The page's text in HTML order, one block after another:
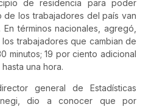
de residencia para poder
de los trabajadores del país van
términos nacionales, agregó,
trabajadores que cambian de
minutos; 19 por ciento adicional
una hora.
general de Estadísticas
dio a conocer que por